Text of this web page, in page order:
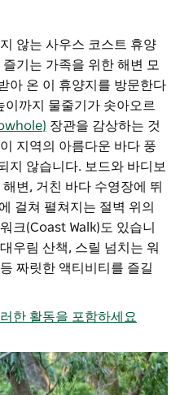
않는 사우스 코스트 휴양
기는 가족을 위한 해변 모
아 온 이 휴양지를 방문한다
까지 물줄기가 솟아오르
장관을 감상하는 것
지역의 아름다운 바다 풍
지 않습니다. 보드와 바디보
변, 거친 바다 수영장에 뛰
걸쳐 펼쳐지는 절벽 위의
크(Coast Walk)도 있습니
우림 산책, 스릴 넘치는 워
짜릿한 액티비티를 즐길
한 활동을 포함하세요